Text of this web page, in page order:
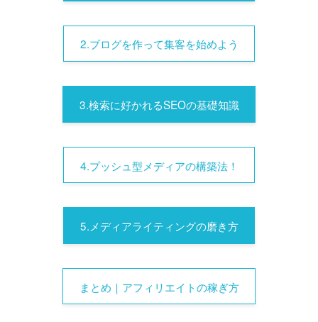
2.ブログを作って集客を始めよう
3.検索に好かれるSEOの基礎知識
4.プッシュ型メディアの構築法！
5.メディアライティングの磨き方
まとめ｜アフィリエイトの稼ぎ方